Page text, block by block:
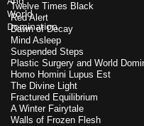
Twelve Times Black
Red Alert
Dawn of Decay
Mind Asleep
Suspended Steps
Plastic Surgery and World
Homo Homini Lupus Est
The Divine Light
Fractured Equilibrium
A Winter Fairytale
Walls of Frozen Flesh